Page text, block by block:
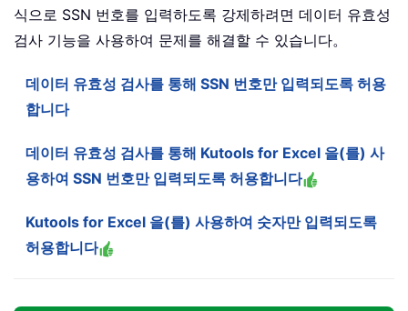
식으로 SSN 번호를 입력하도록 강제하려면 데이터 유효성
검사 기능을 사용하여 문제를 해결할 수 있습니다。
데이터 유효성 검사를 통해 SSN 번호만 입력되도록 허용
합니다
데이터 유효성 검사를 통해 Kutools for Excel 을(를) 사
용하여 SSN 번호만 입력되도록 허용합니다
Kutools for Excel 을(를) 사용하여 숫자만 입력되도록
허용합니다